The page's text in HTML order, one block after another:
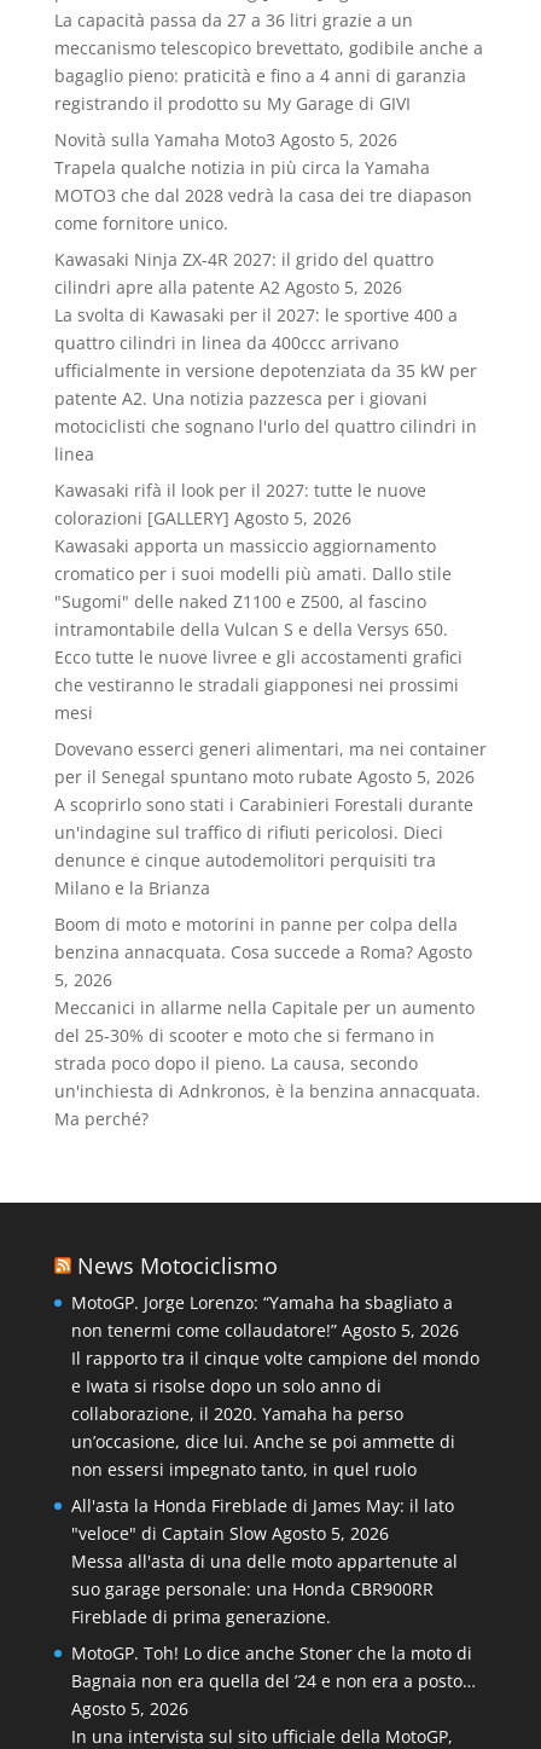
La capacità passa da 27 a 36 litri grazie a un
meccanismo telescopico brevettato, godibile anche a
bagaglio pieno: praticità e fino a 4 anni di garanzia
registrando il prodotto su My Garage di GIVI
Novità sulla Yamaha Moto3 Agosto 5, 2026
Trapela qualche notizia in più circa la Yamaha
MOTO3 che dal 2028 vedrà la casa dei tre diapason
come fornitore unico.
Kawasaki Ninja ZX-4R 2027: il grido del quattro
cilindri apre alla patente A2 Agosto 5, 2026
La svolta di Kawasaki per il 2027: le sportive 400 a
quattro cilindri in linea da 400ccc arrivano
ufficialmente in versione depotenziata da 35 kW per
patente A2. Una notizia pazzesca per i giovani
motociclisti che sognano l'urlo del quattro cilindri in
linea
Kawasaki rifà il look per il 2027: tutte le nuove
colorazioni [GALLERY] Agosto 5, 2026
Kawasaki apporta un massiccio aggiornamento
cromatico per i suoi modelli più amati. Dallo stile
"Sugomi" delle naked Z1100 e Z500, al fascino
intramontabile della Vulcan S e della Versys 650.
Ecco tutte le nuove livree e gli accostamenti grafici
che vestiranno le stradali giapponesi nei prossimi
mesi
Dovevano esserci generi alimentari, ma nei container
per il Senegal spuntano moto rubate Agosto 5, 2026
A scoprirlo sono stati i Carabinieri Forestali durante
un'indagine sul traffico di rifiuti pericolosi. Dieci
denunce e cinque autodemolitori perquisiti tra
Milano e la Brianza
Boom di moto e motorini in panne per colpa della
benzina annacquata. Cosa succede a Roma? Agosto
5, 2026
Meccanici in allarme nella Capitale per un aumento
del 25-30% di scooter e moto che si fermano in
strada poco dopo il pieno. La causa, secondo
un'inchiesta di Adnkronos, è la benzina annacquata.
Ma perché?
News Motociclismo
MotoGP. Jorge Lorenzo: “Yamaha ha sbagliato a
non tenermi come collaudatore!” Agosto 5, 2026
Il rapporto tra il cinque volte campione del mondo
e Iwata si risolse dopo un solo anno di
collaborazione, il 2020. Yamaha ha perso
un’occasione, dice lui. Anche se poi ammette di
non essersi impegnato tanto, in quel ruolo
All'asta la Honda Fireblade di James May: il lato
"veloce" di Captain Slow Agosto 5, 2026
Messa all'asta di una delle moto appartenute al
suo garage personale: una Honda CBR900RR
Fireblade di prima generazione.
MotoGP. Toh! Lo dice anche Stoner che la moto di
Bagnaia non era quella del ’24 e non era a posto…
Agosto 5, 2026
In una intervista sul sito ufficiale della MotoGP,